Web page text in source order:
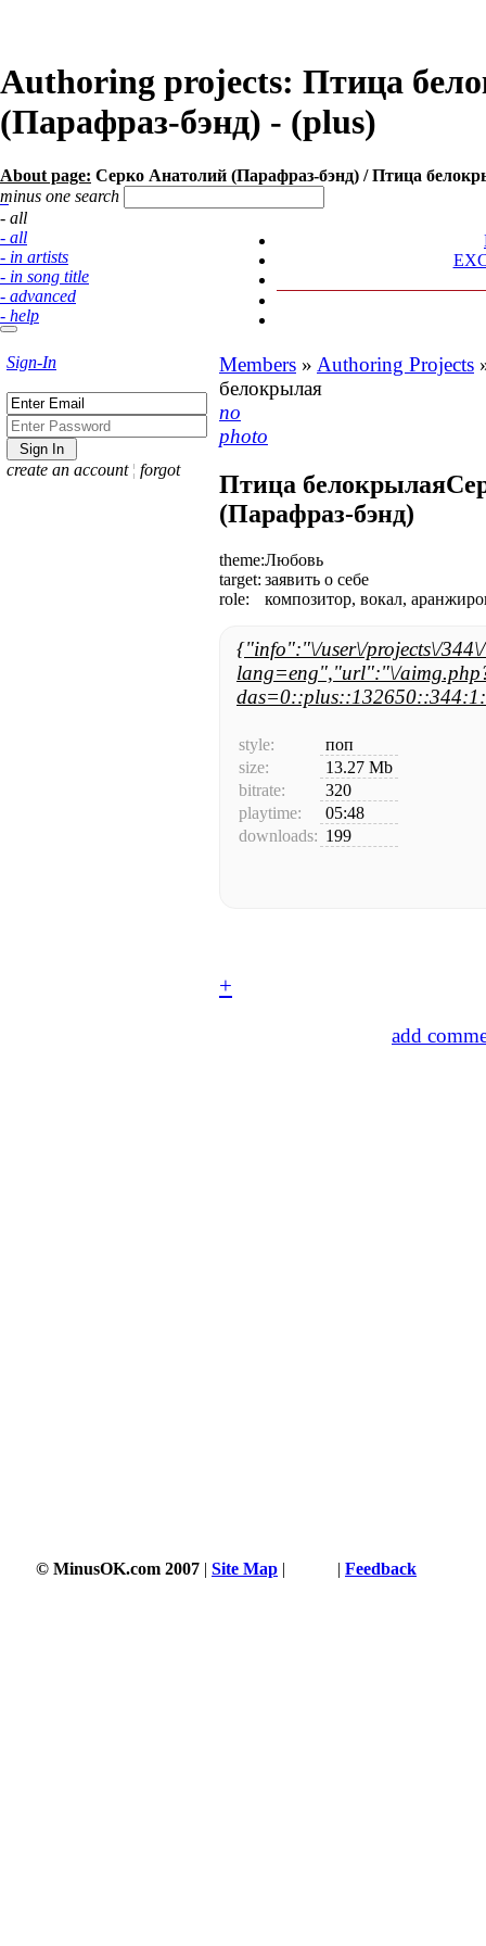
Authoring projects: Птица
(Парафраз-бэнд) - (plus)
About page: Серко Анатолий (Парафраз-бэнд) / Птица
minus one search
- all
- all
- in artists
- in song title
- advanced
- help
Sign-In
create an account ¦ forgot
Members » Authoring Projects
белокрылая
no
photo
Птица белокрылая
(Парафраз-бэнд)
theme:Любовь
target: заявить о себе
role:
композитор, вокал,
{"info":"\/user\/projects\/
lang=eng","url":"\/
style:
поп
size:
13.27 Mb
bitrate:
320
playtime:
05:48
downloads: 199
+
add
© MinusOK.com 2007 | Site Map | | Feedback